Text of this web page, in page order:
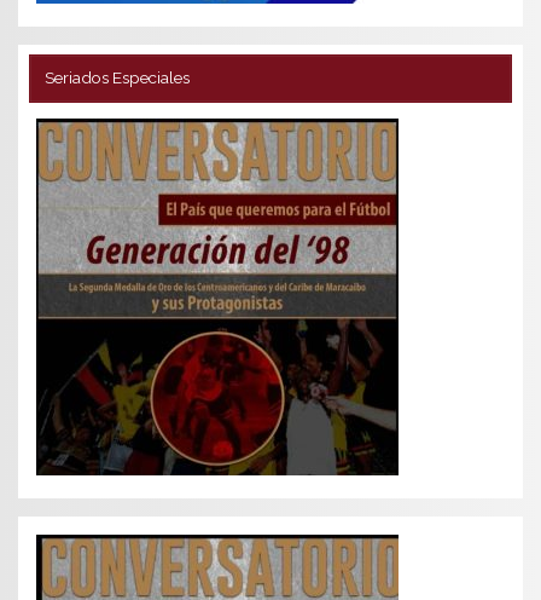
Seriados Especiales